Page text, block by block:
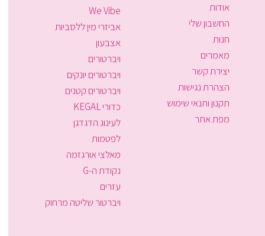
אודות
החשבון שלי
חנות
מאמרים
יצירת קשר
הצהרת נגישות
תקנון ותנאי שימוש
מפת אתר
We Vibe
אביזרי מין ללסביות
אצבעון
ויברטורים
ויברטורים יונקים
ויברטורים קטנים
כדורי KEGAL
לעינוג הדגדגן
לפטמות
מאלצי אורגזמה
נקודת ה-G
עזרים
ויברטור שליטה מרחוק